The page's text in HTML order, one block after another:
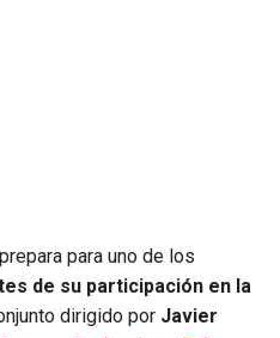
para uno de los
de su participación en la
dirigido por Javier